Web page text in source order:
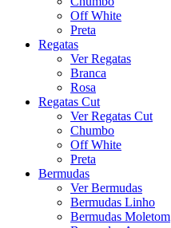
Off White
Preta
Regatas
Ver Regatas
Branca
Rosa
Regatas Cut
Ver Regatas Cut
Chumbo
Off White
Preta
Bermudas
Ver Bermudas
Bermudas Linho
Bermudas Moletom